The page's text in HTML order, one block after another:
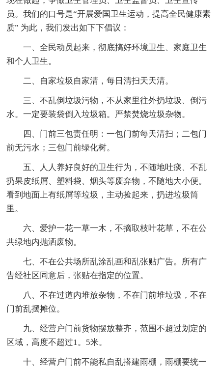
员。我们的口号是“开展爱国卫生运动，提高全民健康素
质” 为此，我们发出如下下倡议：
一、全民动员起来，彻底搞好环境卫生、家庭卫生
和个人卫生。
二、自家垃圾自家清，每日清扫天天清。
三、不乱倒垃圾污物，不从家里往外扔垃圾、倒污
水。一定要装袋倒入垃圾箱。严禁焚烧垃圾杂物。
四、门前三包责任明：一包门前每天清扫；二包门
前无污水；三包门前绿化树。
五、人人养好良好的卫生行为，不随地吐痰、不乱
扔果皮纸屑、塑料袋、烟头等废弃物，不随地大小便。
看到地面上有纸屑等垃圾，主动捡起来，扔进垃圾筒
里。
六、爱护一花一草一木，不摘取枝叶花草，不在公
共绿地内抛洒废物。
七、不在公共场所乱涂乱画和乱张贴广告。所有广
告经社区同意后，张贴在指定的位置。
八、不在过道内堆放杂物，不在门前堆垃圾，不在
门前乱摆摊位。
九、经营户门前货物摆放整齐，范围不超过划定的
区域，高度不超过1。5米。
十、经营户门前不能私自乱搭建雨棚，雨棚要统一